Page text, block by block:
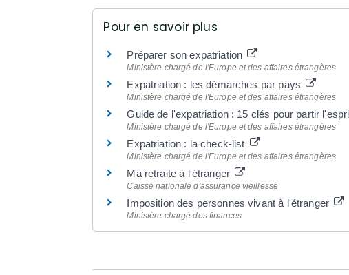
Pour en savoir plus
Préparer son expatriation
Ministère chargé de l'Europe et des affaires étrangères
Expatriation : les démarches par pays
Ministère chargé de l'Europe et des affaires étrangères
Guide de l'expatriation : 15 clés pour partir
Ministère chargé de l'Europe et des affaires étrangères
Expatriation : la check-list
Ministère chargé de l'Europe et des affaires étrangères
Ma retraite à l'étranger
Caisse nationale d'assurance vieillesse
Imposition des personnes vivant à l'étranger
Ministère chargé des finances